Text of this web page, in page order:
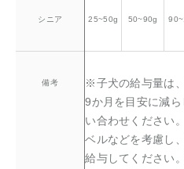
シニア 25~50g 50~90g
備考
※子犬の給与量は
9か月を目安に減
い合わせください
ベルなどを考慮し
給与してください